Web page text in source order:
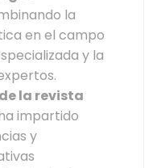
la
en el campo
y la
la revista
impartido
y